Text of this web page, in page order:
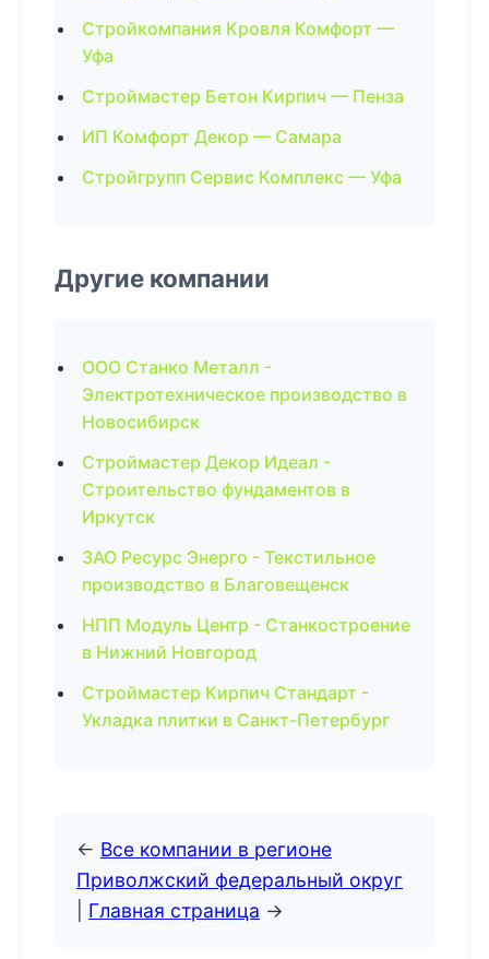
Стройкомпания Кровля Комфорт —
Уфа
Строймастер Бетон Кирпич — Пенза
ИП Комфорт Декор — Самара
Стройгрупп Сервис Комплекс — Уфа
Другие компании
ООО Станко Металл -
Электротехническое производство в
Новосибирск
Строймастер Декор Идеал -
Строительство фундаментов в
Иркутск
ЗАО Ресурс Энерго - Текстильное
производство в Благовещенск
НПП Модуль Центр - Станкостроение
в Нижний Новгород
Строймастер Кирпич Стандарт -
Укладка плитки в Санкт-Петербург
← Все компании в регионе
Приволжский федеральный округ
Главная страница →